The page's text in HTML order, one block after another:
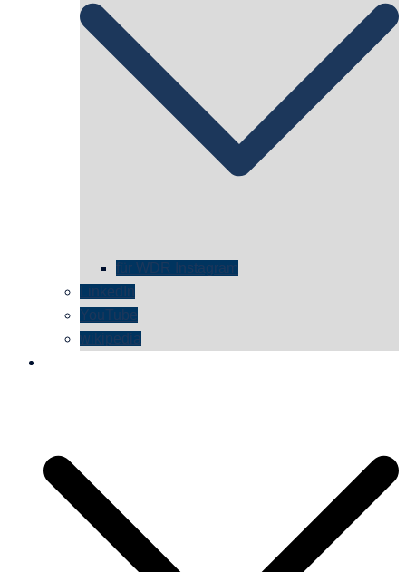
für WDR Instagram
LinkedIn
YouTube
wikipedia